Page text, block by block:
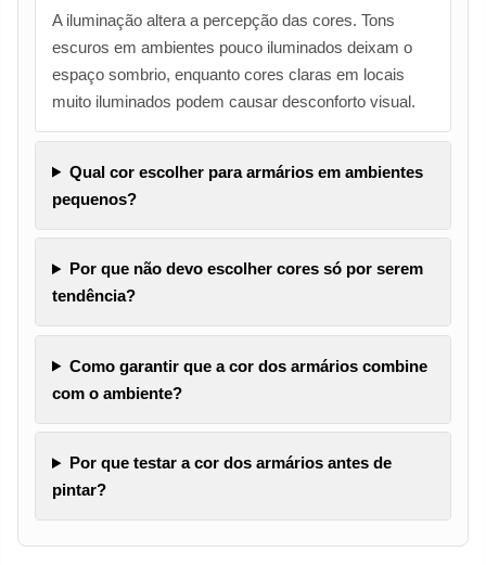
A iluminação altera a percepção das cores. Tons
escuros em ambientes pouco iluminados deixam o
espaço sombrio, enquanto cores claras em locais
muito iluminados podem causar desconforto visual.
Qual cor escolher para armários em ambientes
pequenos?
Por que não devo escolher cores só por serem
tendência?
Como garantir que a cor dos armários combine
com o ambiente?
Por que testar a cor dos armários antes de
pintar?